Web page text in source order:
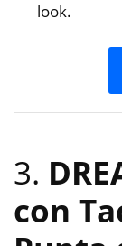
look.
3.
con